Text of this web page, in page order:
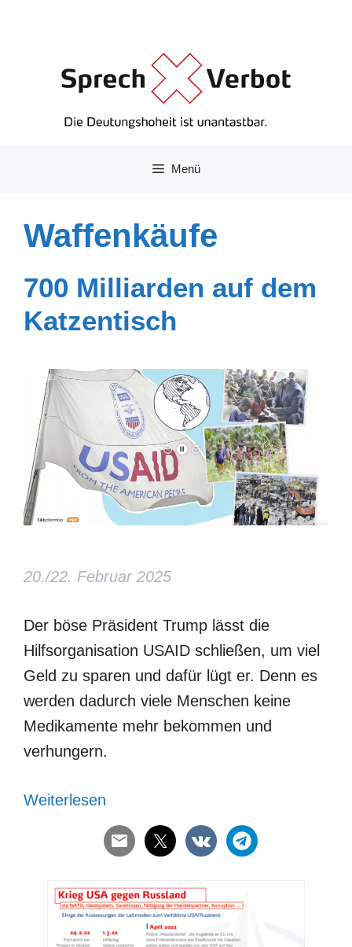
Menü
Waffenkäufe
700 Milliarden auf dem
Katzentisch
20./22. Februar 2025
Der böse Präsident Trump lässt die
Hilfsorganisation USAID schließen, um viel
Geld zu sparen und dafür lügt er. Denn es
werden dadurch viele Menschen keine
Medikamente mehr bekommen und
verhungern.
Weiterlesen